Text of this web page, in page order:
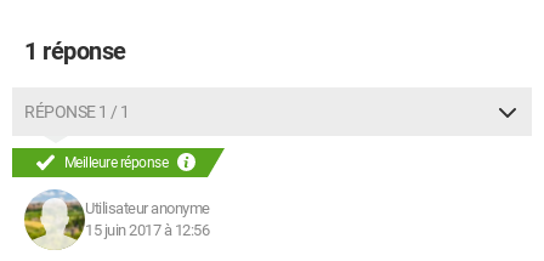
1 réponse
RÉPONSE 1 / 1
Meilleure réponse
Utilisateur anonyme
15 juin 2017 à 12:56